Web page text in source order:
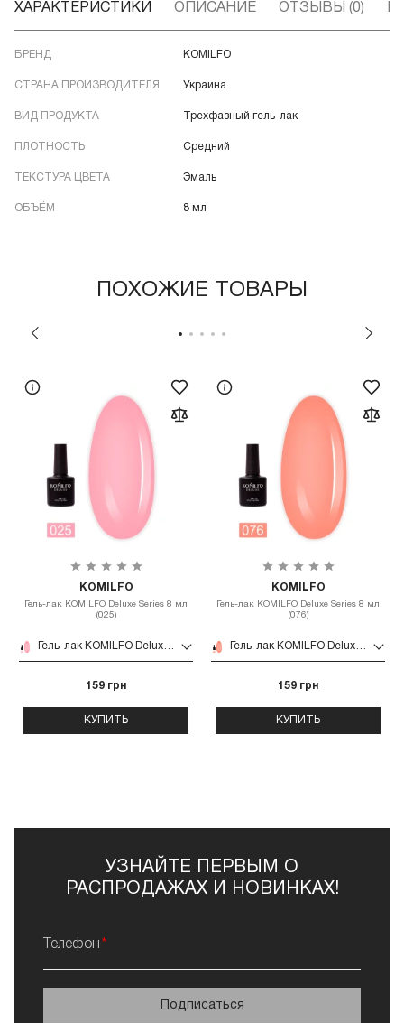
ХАРАКТЕРИСТИКИ ОПИСАНИЕ ОТЗЫВЫ (0)
БРЕНД KOMILFO
СТРАНА ПРОИЗВОДИТЕЛЯ Украина
ВИД ПРОДУКТА Трехфазный гель-лак
ПЛОТНОСТЬ Средний
ТЕКСТУРА ЦВЕТА Эмаль
ОБЪЁМ 8 мл
ПОХОЖИЕ ТОВАРЫ
KOMILFO
Гель-лак KOMILFO Deluxe Series 8 мл
(025)
Гель-лак KOMILFO Deluxe Series 8 мл (025)
159 грн
КУПИТЬ
KOMILFO
Гель-лак KOMILFO Deluxe Series 8 мл
(076)
Гель-лак KOMILFO Deluxe Series 8 мл (076)
159 грн
КУПИТЬ
УЗНАЙТЕ ПЕРВЫМ О
РАСПРОДАЖАХ И НОВИНКАХ!
Телефон
Подписаться